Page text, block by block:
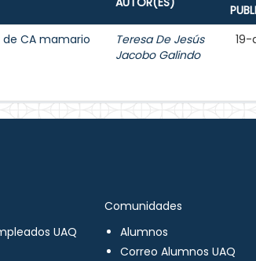
CA mamario
Teresa De Jesús
Jacobo Galindo
19-
UAQ
Comunidades
Alumnos
Correo Alumnos UAQ